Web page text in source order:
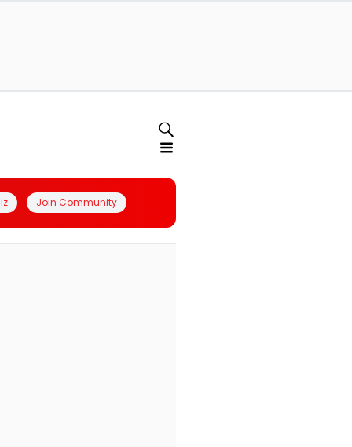
Join Community